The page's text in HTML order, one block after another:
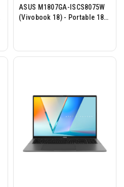
ASUS M1807GA-ISCS8075W
(Vivobook 18) - Portable 18p